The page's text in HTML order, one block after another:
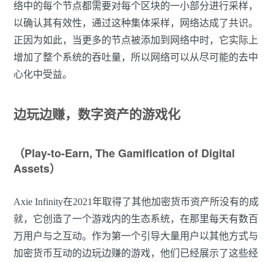
络中的每个节点都需要对每个区块的一小部分进行采样，
以确认其有效性，通过这种集体采样，网络达成了共识。
正因为如此，当更多的节点被添加到网络中时，它实际上
增加了整个系统的吞吐量，所以网络可以从尽可能的去中
心化中受益。
边玩边赚，数字资产的游戏化
（Play-to-Earn, The Gamification of Digital
Assets）
Axie Infinity在2021年取得了其他加密货币资产所没有的成
就，它创造了一个游戏内的生态系统，在那里每天有数百
万用户与之互动。作为第一个引导大量用户以其他方式与
加密货币互动的边玩边赚的游戏，他们已经展示了这些经